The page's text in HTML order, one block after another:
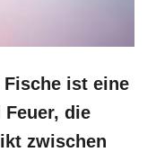
Fische ist eine
Feuer, die
zwischen